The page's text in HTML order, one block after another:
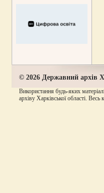
© 2026 Державний архів
Використання будь-яких
архіву Харківської області.